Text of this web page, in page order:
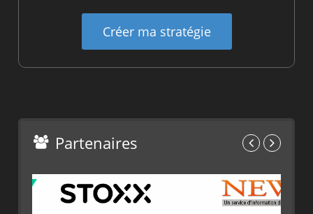
Créer ma stratégie
Partenaires